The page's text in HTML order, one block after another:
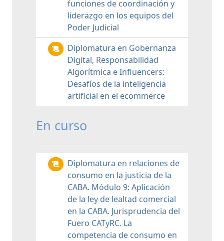
funciones de coordinación y
liderazgo en los equipos del
Poder Judicial
Diplomatura en Gobernanza
Digital, Responsabilidad
Algorítmica e Influencers:
Desafíos de la inteligencia
artificial en el ecommerce
En curso
Diplomatura en relaciones de
consumo en la justicia de la
CABA. Módulo 9: Aplicación
de la ley de lealtad comercial
en la CABA. Jurisprudencia del
Fuero CATyRC. La
competencia de consumo en